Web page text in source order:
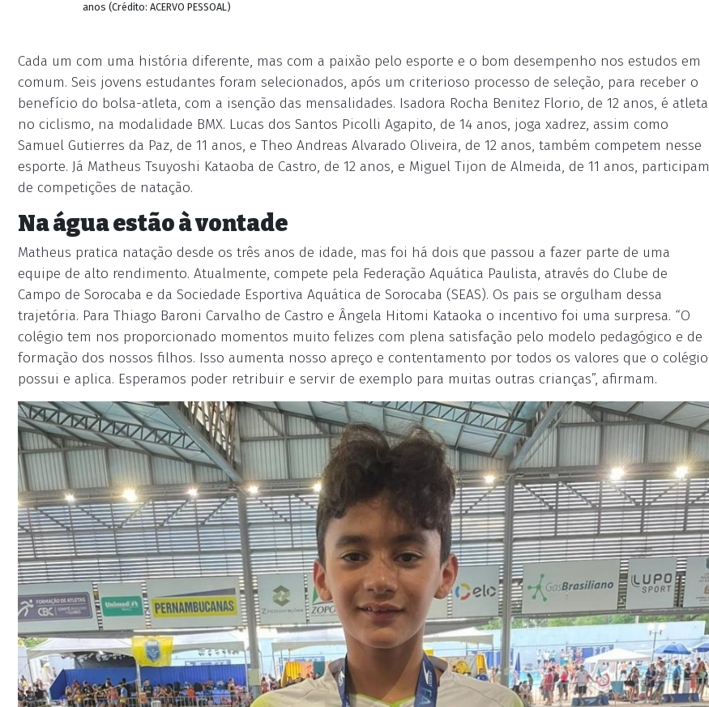
anos (Crédito: ACERVO PESSOAL)
Cada um com uma história diferente, mas com a paixão pelo esporte e o bom desempenho nos estudos em
comum. Seis jovens estudantes foram selecionados, após um criterioso processo de seleção, para receber o
benefício do bolsa-atleta, com a isenção das mensalidades. Isadora Rocha Benitez Florio, de 12 anos, é atleta
no ciclismo, na modalidade BMX. Lucas dos Santos Picolli Agapito, de 14 anos, joga xadrez, assim como
Samuel Gutierres da Paz, de 11 anos, e Theo Andreas Alvarado Oliveira, de 12 anos, também competem nesse
esporte. Já Matheus Tsuyoshi Kataoba de Castro, de 12 anos, e Miguel Tijon de Almeida, de 11 anos, participam
de competições de natação.
Na água estão à vontade
Matheus pratica natação desde os três anos de idade, mas foi há dois que passou a fazer parte de uma
equipe de alto rendimento. Atualmente, compete pela Federação Aquática Paulista, através do Clube de
Campo de Sorocaba e da Sociedade Esportiva Aquática de Sorocaba (SEAS). Os pais se orgulham dessa
trajetória. Para Thiago Baroni Carvalho de Castro e Ângela Hitomi Kataoka o incentivo foi uma surpresa. “O
colégio tem nos proporcionado momentos muito felizes com plena satisfação pelo modelo pedagógico e de
formação dos nossos filhos. Isso aumenta nosso apreço e contentamento por todos os valores que o colégio
possui e aplica. Esperamos poder retribuir e servir de exemplo para muitas outras crianças”, afirmam.